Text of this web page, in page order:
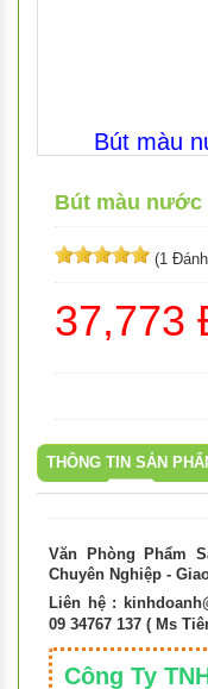
Bút màu
Bút màu nước
(1
37,773
THÔNG TIN SẢN
Văn Phòng Phẩm
Chuyên Nghiệp -
Liên hệ :
09 34767 137 ( Ms
Công Ty